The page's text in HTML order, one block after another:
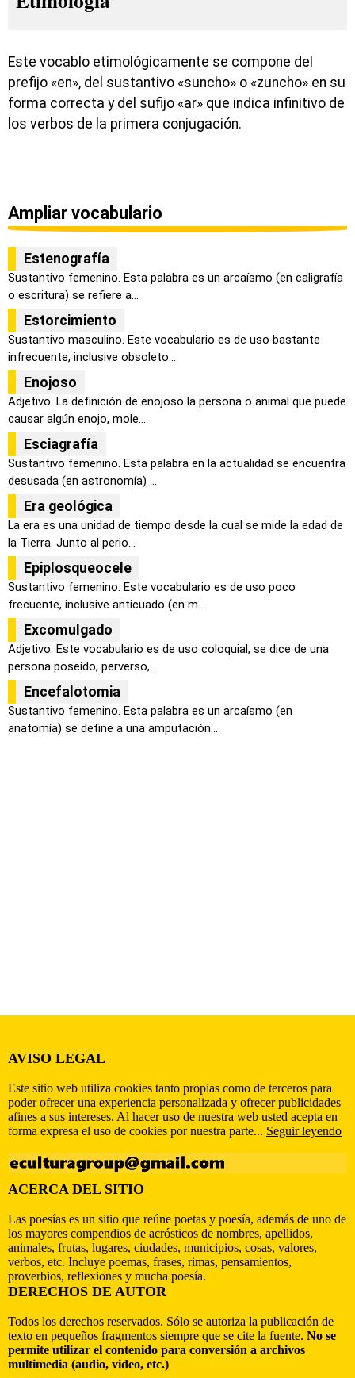
Este vocablo etimológicamente se compone del
prefijo «en», del sustantivo «suncho» o «zuncho» en su
forma correcta y del sufijo «ar» que indica infinitivo de
los verbos de la primera conjugación.
Ampliar vocabulario
Estenografía
Sustantivo femenino. Esta palabra es un arcaísmo (en caligrafía
o escritura) se refiere a...
Estorcimiento
Sustantivo masculino. Este vocabulario es de uso bastante
infrecuente, inclusive obsoleto...
Enojoso
Adjetivo. La definición de enojoso la persona o animal que puede
causar algún enojo, mole...
Esciagrafía
Sustantivo femenino. Esta palabra en la actualidad se encuentra
desusada (en astronomía) ...
Era geológica
La era es una unidad de tiempo desde la cual se mide la edad de
la Tierra. Junto al perio...
Epiplosqueocele
Sustantivo femenino. Este vocabulario es de uso poco
frecuente, inclusive anticuado (en m...
Excomulgado
Adjetivo. Este vocabulario es de uso coloquial, se dice de una
persona poseído, perverso,...
Encefalotomia
Sustantivo femenino. Esta palabra es un arcaísmo (en
anatomía) se define a una amputación...
AVISO LEGAL
Este sitio web utiliza cookies tanto propias como de terceros para
poder ofrecer una experiencia personalizada y ofrecer publicidades
afines a sus intereses. Al hacer uso de nuestra web usted acepta en
forma expresa el uso de cookies por nuestra parte... Seguir leyendo
ACERCA DEL SITIO
Las poesías es un sitio que reúne poetas y poesía, además de uno de
los mayores compendios de acrósticos de nombres, apellidos,
animales, frutas, lugares, ciudades, municipios, cosas, valores,
verbos, etc. Incluye poemas, frases, rimas, pensamientos,
proverbios, reflexiones y mucha poesía.
DERECHOS DE AUTOR
Todos los derechos reservados. Sólo se autoriza la publicación de
texto en pequeños fragmentos siempre que se cite la fuente. No se
permite utilizar el contenido para conversión a archivos
multimedia (audio, video, etc.)